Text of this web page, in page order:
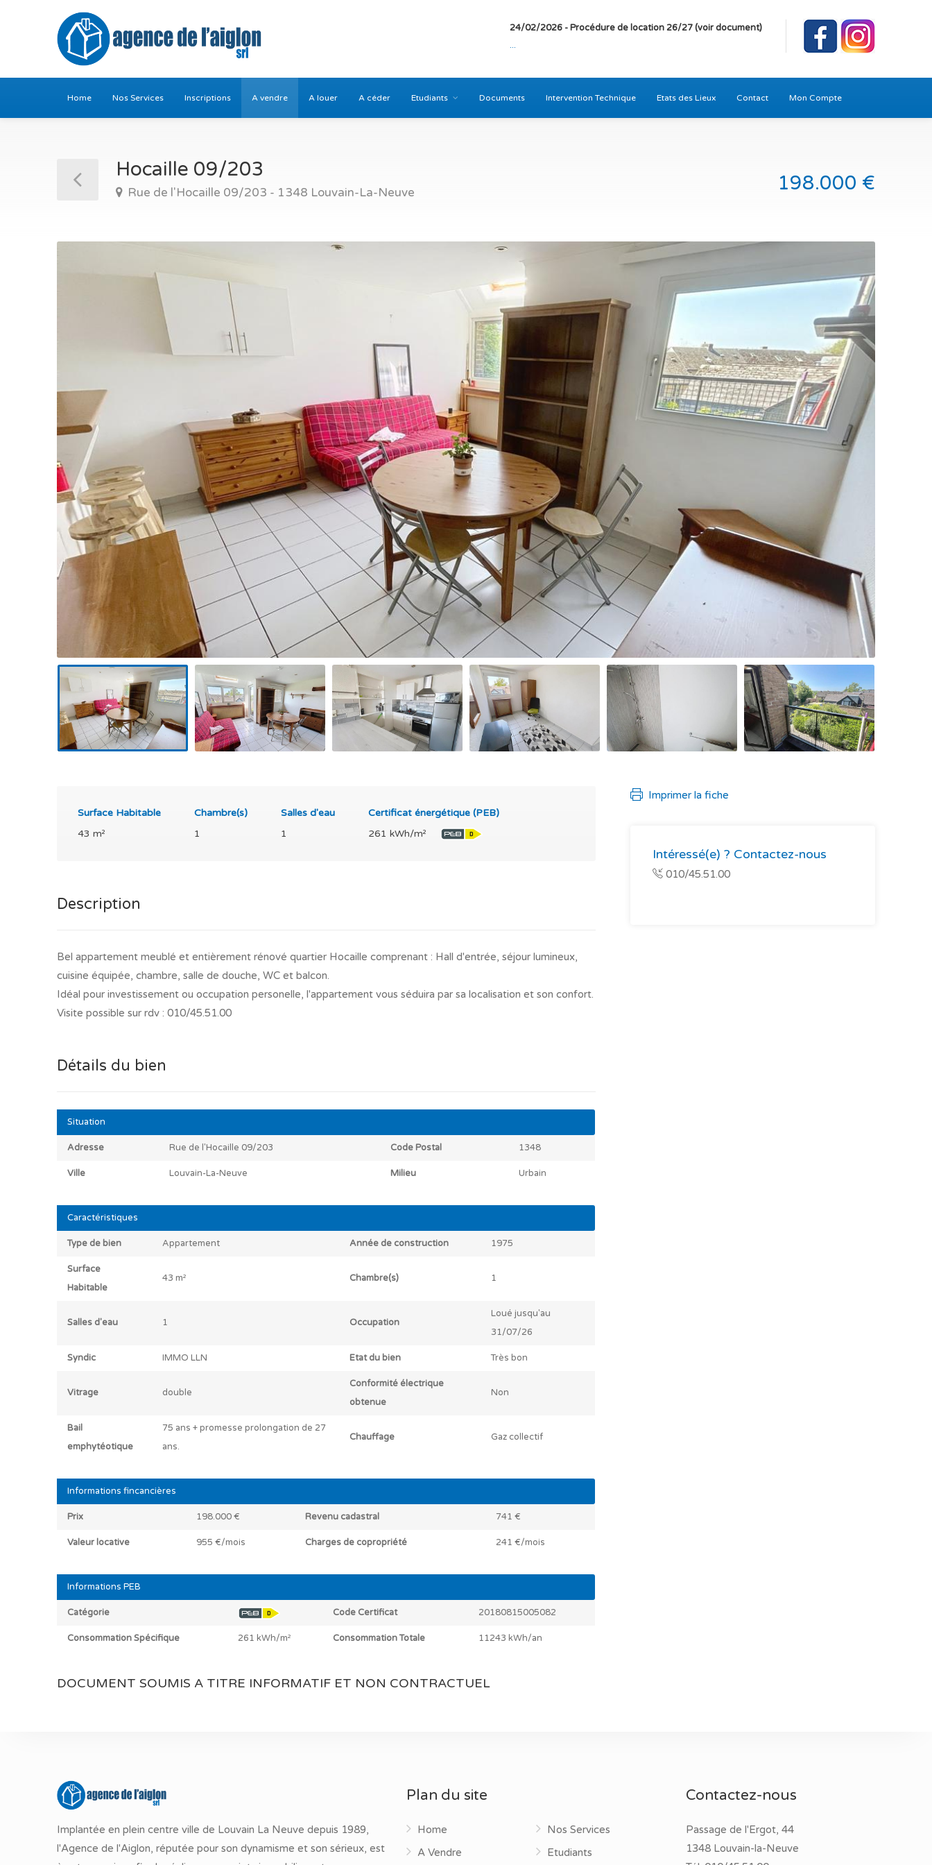
24/02/2026 - Procédure de location 26/27 (voir document)
...
Home Nos Services Inscriptions A vendre A louer A céder Etudiants Documents Intervention Technique Etats des Lieux Contact Mon Compte
Hocaille 09/203
Rue de l'Hocaille 09/203 - 1348 Louvain-La-Neuve 198.000 €
Surface Habitable
43 m²
Chambre(s)
1
Salles d'eau
1
Certificat énergétique (PEB)
261 kWh/m²
Description
Bel appartement meublé et entièrement rénové quartier Hocaille comprenant : Hall d'entrée, séjour lumineux,
cuisine équipée, chambre, salle de douche, WC et balcon.
Idéal pour investissement ou occupation personelle, l'appartement vous séduira par sa localisation et son confort.
Visite possible sur rdv : 010/45.51.00
Détails du bien
Situation
Adresse Rue de l'Hocaille 09/203 Code Postal 1348
Ville Louvain-La-Neuve Milieu Urbain
Caractéristiques
Type de bien Appartement Année de construction 1975
Surface
Habitable
43 m² Chambre(s) 1
Salles d'eau 1 Occupation
Loué jusqu'au
31/07/26
Syndic IMMO LLN Etat du bien Très bon
Vitrage double
Conformité électrique
obtenue
Non
Bail
emphytéotique
75 ans + promesse prolongation de 27
ans.
Chauffage Gaz collectif
Informations fincancières
Prix 198.000 € Revenu cadastral 741 €
Valeur locative 955 €/mois Charges de copropriété 241 €/mois
Informations PEB
Catégorie Code Certificat 20180815005082
Consommation Spécifique 261 kWh/m² Consommation Totale 11243 kWh/an
DOCUMENT SOUMIS A TITRE INFORMATIF ET NON CONTRACTUEL
Imprimer la fiche
Intéressé(e) ? Contactez-nous
010/45.51.00
Implantée en plein centre ville de Louvain La Neuve depuis 1989,
l'Agence de l'Aiglon, réputée pour son dynamisme et son sérieux, est
Plan du site
Home
A Vendre
Nos Services
Etudiants
Contactez-nous
Passage de l'Ergot, 44
1348 Louvain-la-Neuve